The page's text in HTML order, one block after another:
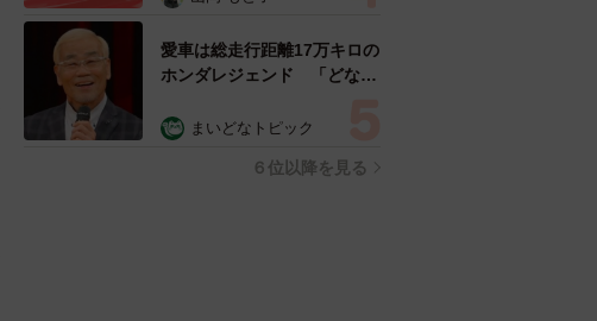
愛車は総走行距離17万キロの
ホンダレジェンド 「どなた
所漫才師が譲渡の意向
まいどなトピック
６位以降を見る